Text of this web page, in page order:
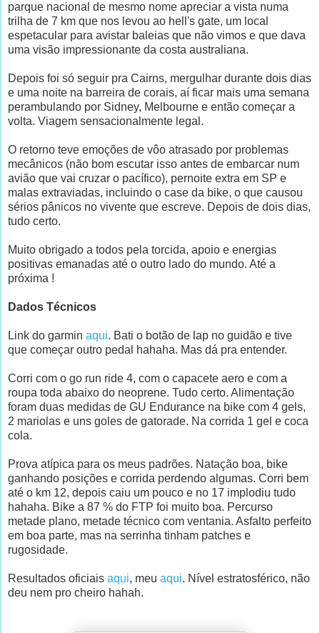
parque nacional de mesmo nome apreciar a vista numa
trilha de 7 km que nos levou ao hell's gate, um local
espetacular para avistar baleias que não vimos e que dava
uma visão impressionante da costa australiana.
Depois foi só seguir pra Cairns, mergulhar durante dois dias
e uma noite na barreira de corais, aí ficar mais uma semana
perambulando por Sidney, Melbourne e então começar a
volta. Viagem sensacionalmente legal.
O retorno teve emoções de vôo atrasado por problemas
mecânicos (não bom escutar isso antes de embarcar num
avião que vai cruzar o pacífico), pernoite extra em SP e
malas extraviadas, incluindo o case da bike, o que causou
sérios pânicos no vivente que escreve. Depois de dois dias,
tudo certo.
Muito obrigado a todos pela torcida, apoio e energias
positivas emanadas até o outro lado do mundo. Até a
próxima !
Dados Técnicos
Link do garmin aqui. Bati o botão de lap no guidão e tive
que começar outro pedal hahaha. Mas dá pra entender.
Corri com o go run ride 4, com o capacete aero e com a
roupa toda abaixo do neoprene. Tudo certo. Alimentação
foram duas medidas de GU Endurance na bike com 4 gels,
2 mariolas e uns goles de gatorade. Na corrida 1 gel e coca
cola.
Prova atípica para os meus padrões. Natação boa, bike
ganhando posições e corrida perdendo algumas. Corri bem
até o km 12, depois caiu um pouco e no 17 implodiu tudo
hahaha. Bike a 87 % do FTP foi muito boa. Percurso
metade plano, metade técnico com ventania. Asfalto perfeito
em boa parte, mas na serrinha tinham patches e
rugosidade.
Resultados oficiais aqui, meu aqui. Nível estratosférico, não
deu nem pro cheiro hahah.